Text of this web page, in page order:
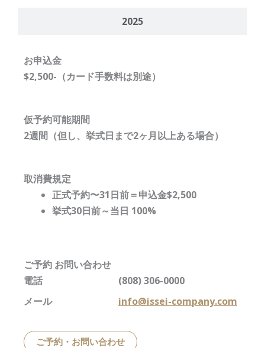
2025
お申込金
$2,500-（カード手数料は別途）
仮予約可能期間
2週間（但し、挙式日まで2ヶ月以上ある場合）
取消費規定
正式予約〜31日前＝申込金$2,500
挙式30日前～当日 100%
ご予約 お問い合わせ
電話
(808) 306-0000
メール
info@issei-company.com
ご予約・お問い合わせ